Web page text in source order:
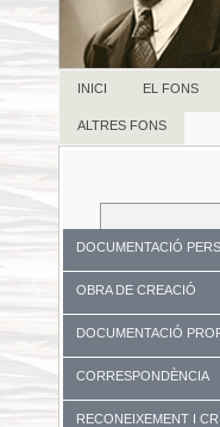
INICI EL FONS
ALTRES FONS
DOCUMENTACIÓ
FAMILIAR
OBRA DE CREACIÓ
DOCUMENTACIÓ
CORRESPONDÈNCIA
RECONEIXEMENT I